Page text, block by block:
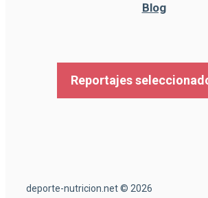
Blog
Reportajes
deporte-nutricion.net © 2026